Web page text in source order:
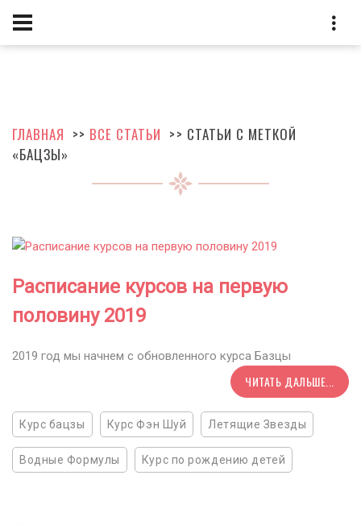
ГЛАВНАЯ >> ВСЕ СТАТЬИ >> СТАТЬИ С МЕТКОЙ
«БАЦЗЫ»
Расписание курсов на первую
половину 2019
2019 год мы начнем с обновленного курса Базцы
ЧИТАТЬ ДАЛЬШЕ...
Курс бацзы Курс Фэн Шуй Летящие Звезды
Водные Формулы Курс по рождению детей